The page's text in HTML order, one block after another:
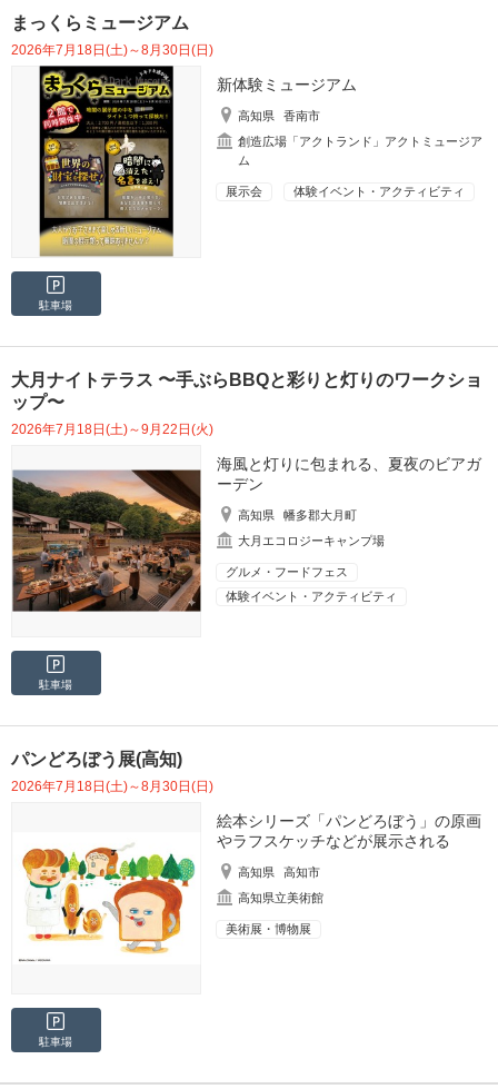
まっくらミュージアム
2026年7月18日(土)～8月30日(日)
新体験ミュージアム
高知県
香南市
創造広場「アクトランド」アクトミュージア
ム
展示会 体験イベント・アクティビティ
駐車場
大月ナイトテラス 〜手ぶらBBQと彩りと灯りのワークショ
ップ〜
2026年7月18日(土)～9月22日(火)
海風と灯りに包まれる、夏夜のビアガ
ーデン
高知県
幡多郡大月町
大月エコロジーキャンプ場
グルメ・フードフェス
体験イベント・アクティビティ
駐車場
パンどろぼう展(高知)
2026年7月18日(土)～8月30日(日)
絵本シリーズ「パンどろぼう」の原画
やラフスケッチなどが展示される
高知県
高知市
高知県立美術館
美術展・博物展
駐車場